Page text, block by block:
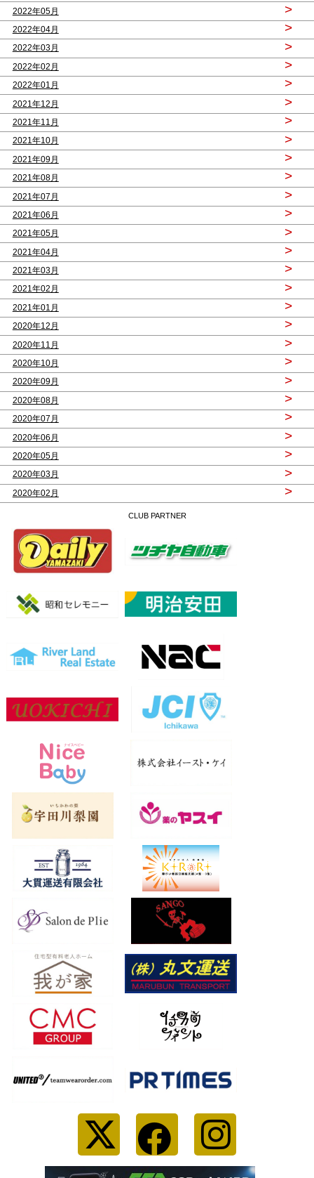
2022年05月 >
2022年04月 >
2022年03月 >
2022年02月 >
2022年01月 >
2021年12月 >
2021年11月 >
2021年10月 >
2021年09月 >
2021年08月 >
2021年07月 >
2021年06月 >
2021年05月 >
2021年04月 >
2021年03月 >
2021年02月 >
2021年01月 >
2020年12月 >
2020年11月 >
2020年10月 >
2020年09月 >
2020年08月 >
2020年07月 >
2020年06月 >
2020年05月 >
2020年03月 >
2020年02月 >
CLUB PARTNER